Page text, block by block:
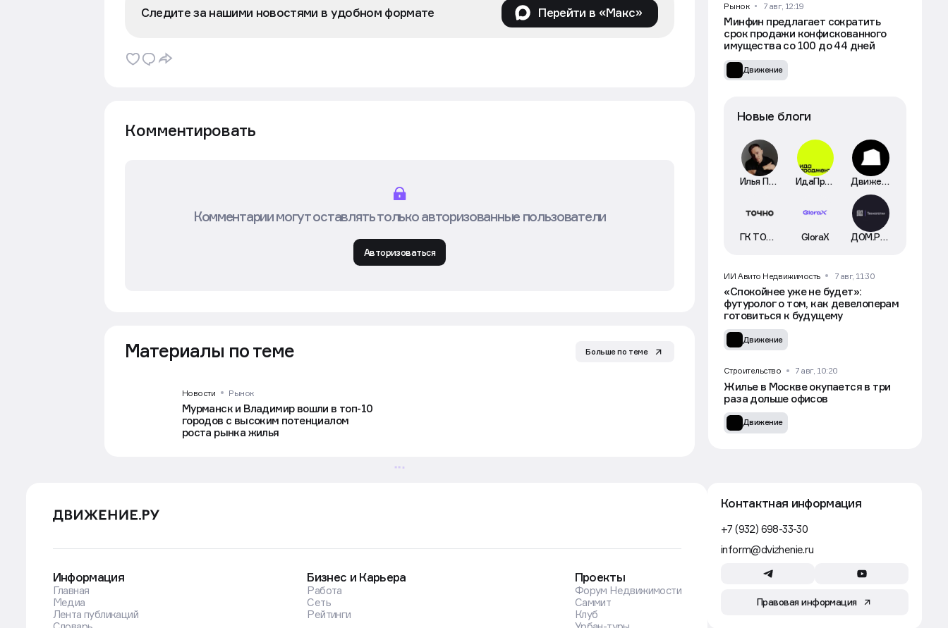
Следите за нашими новостями в удобном формате Перейти в «Макс»
Комментировать
Комментарии могут оставлять только авторизованные пользователи
Авторизоваться
Материалы по теме Больше по теме
Новости Рынок
Мурманск и Владимир вошли в топ-10
городов с высоким потенциалом
роста рынка жилья
Рынок 7 авг, 12:19
Минфин предлагает сократить
срок продажи конфискованного
имущества со 100 до 44 дней
Движение
Новые блоги
Илья Пискулин ИдаПроджект Движение
ГК ТОЧНО GloraX ДОМ.РФ Технологии
ИИ Авито Недвижимость 7 авг, 11:30
«Спокойнее уже не будет»:
футуролог о том, как девелоперам
готовиться к будущему
Движение
Строительство 7 авг, 10:20
Жилье в Москве окупается в три
раза дольше офисов
Движение
Информация
Главная
Медиа
Лента публикаций
Бизнес и Карьера
Работа
Сеть
Рейтинги
Проекты
Форум Недвижимости
Саммит
Клуб
Контактная информация
+7 (932) 698-33-30
inform@dvizhenie.ru
Правовая информация